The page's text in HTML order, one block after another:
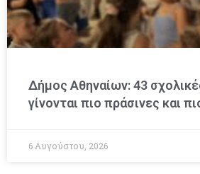
Δήμος Αθηναίων: 43
γίνονται πιο πράσινες και
6 Αυγούστου, 2026